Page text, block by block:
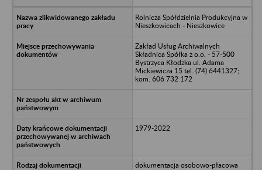
Rolnicza Spółdzielnia Produkcyjna w
Nieszkowicach - Nieszkowice
Zakład Usług Archiwalnych
Składnica Spółka z o.o. - 57-500
Bystrzyca Kłodzka ul. Adama
Mickiewicza 15 tel. (74) 6441327;
kom. 606 732 172
1979-2022
dokumentacja osobowo-płacowa